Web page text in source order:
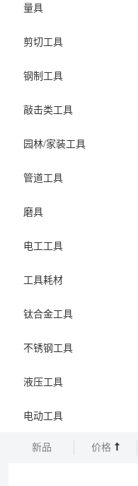
量具
剪切工具
钢制工具
敲击类工具
园林/家装工具
管道工具
磨具
电工工具
工具耗材
钛合金工具
不锈钢工具
液压工具
电动工具
新品 价格